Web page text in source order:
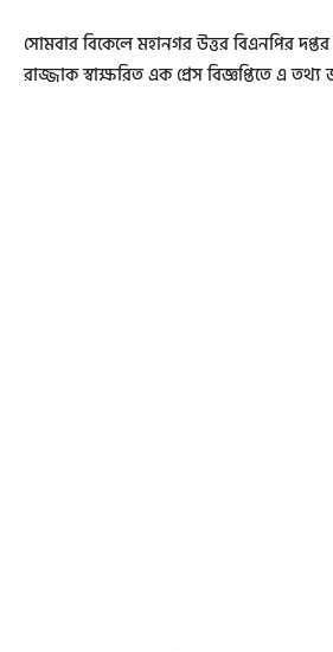
সোমবার বিকেলে মহানগর উত্তর বিএনপির
রাজ্জাক স্বাক্ষরিত এক প্রেস বিজ্ঞপ্তিতে এ তথ্য